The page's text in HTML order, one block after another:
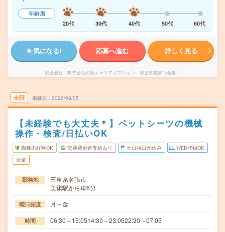
年齢層
20代
30代 40代 50代 60代
気になる! 応募へ進む 詳しく見る
派遣会社 株式会社綜合キャリアオプション 製造事業部（全国）
未読 掲載日 2026/08/05
【未経験でも大丈夫＊】ペットシーツの機械
操作・検査/日払いOK
職種未経験OK 交通費別途支給あり 土日祝日が休み WEB登録OK
派遣
勤務地
三重県名張市
美旗駅から車6分
曜日頻度 月～金
時間 06:30～15:0514:30～23:0522:30～07:05